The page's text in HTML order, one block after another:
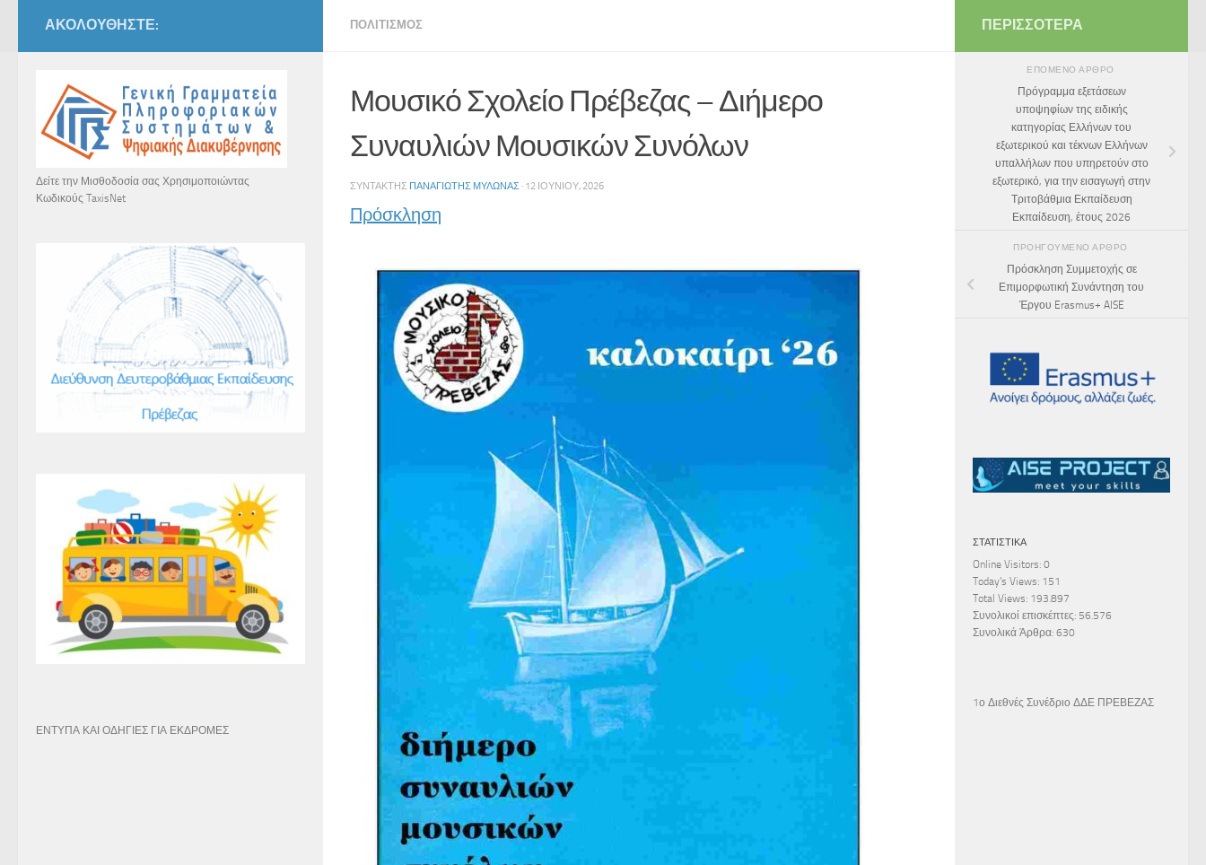
ΠΟΛΙΤΙΣΜΌΣ
Μουσικό Σχολείο Πρέβεζας – Διήμερο
Συναυλιών Μουσικών Συνόλων
ΣΥΝΤΆΚΤΗΣ ΠΑΝΑΓΙΏΤΗΣ ΜΥΛΩΝΆΣ · 12 ΙΟΥΝΊΟΥ, 2026
Πρόσκληση
ΑΚΟΛΟΥΘΉΣΤΕ:
Δείτε την Μισθοδοσία σας Χρησιμοποιώντας
Κωδικούς TaxisNet
ΕΝΤΥΠΑ ΚΑΙ ΟΔΗΓΙΕΣ ΓΙΑ ΕΚΔΡΟΜΕΣ
ΠΕΡΙΣΣΌΤΕΡΑ
ΕΠΌΜΕΝΟ ΆΡΘΡΟ
Πρόγραμμα εξετάσεων
υποψηφίων της ειδικής
κατηγορίας Ελλήνων του
εξωτερικού και τέκνων Ελλήνων
υπαλλήλων που υπηρετούν στο
εξωτερικό, για την εισαγωγή στην
Τριτοβάθμια Εκπαίδευση
Εκπαίδευση, έτους 2026
ΠΡΟΗΓΟΎΜΕΝΟ ΆΡΘΡΟ
Πρόσκληση Συμμετοχής σε
Επιμορφωτική Συνάντηση του
Έργου Erasmus+ AISE
ΣΤΑΤΙΣΤΙΚΆ
Online Visitors: 0
Today's Views: 151
Total Views: 193.897
Συνολικοί επισκέπτες: 56.576
Συνολικά Άρθρα: 630
1ο Διεθνές Συνέδριο ΔΔΕ ΠΡΕΒΕΖΑΣ